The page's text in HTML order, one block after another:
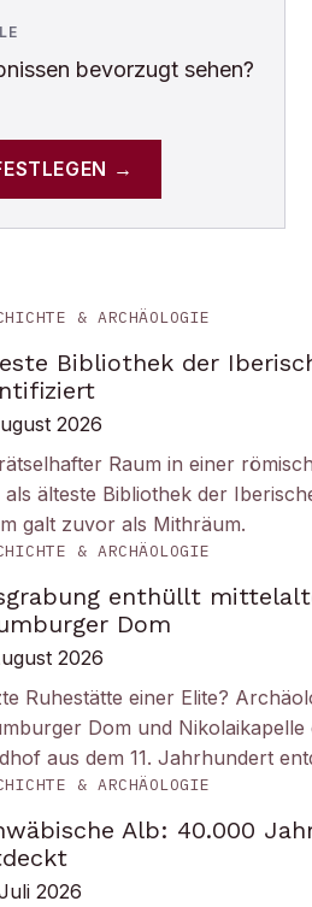
bevorzugt sehen?
→
& ARCHÄOLOGIE
Bibliothek der
2026
Raum in einer
als älteste Bibliothek der
galt zuvor als Mithräum.
& ARCHÄOLOGIE
enthüllt
Dom
2026
Ruhestätte einer Elite?
Dom und Nikolaikapelle
aus dem 11. Jahrhundert
& ARCHÄOLOGIE
Alb: 40.000
2026